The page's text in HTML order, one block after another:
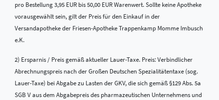
pro Bestellung 3,95 EUR bis 50,00 EUR Warenwert. Sollte keine Apotheke
vorausgewählt sein, gilt der Preis für den Einkauf in der
Versandapotheke der Friesen-Apotheke Trappenkamp Momme Imbusch
e.K.
2) Ersparnis / Preis gemäß aktueller Lauer-Taxe. Preis: Verbindlicher
Abrechnungspreis nach der Großen Deutschen Spezialitätentaxe (sog.
Lauer-Taxe) bei Abgabe zu Lasten der GKV, die sich gemäß §129 Abs. 5a
SGB V aus dem Abgabepreis des pharmazeutischen Unternehmens und